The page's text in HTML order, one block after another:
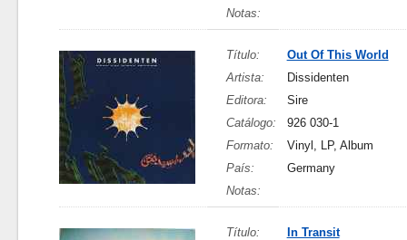
Notas:
Título:
Out Of This World
Artista:
Dissidenten
Editora:
Sire
Catálogo:
926 030-1
Formato:
Vinyl, LP, Album
País:
Germany
Notas:
Título:
In Transit